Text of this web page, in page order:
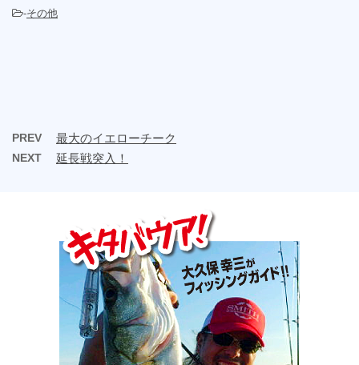
-その他
PREV 最大のイエローチーク
NEXT 延長戦突入！